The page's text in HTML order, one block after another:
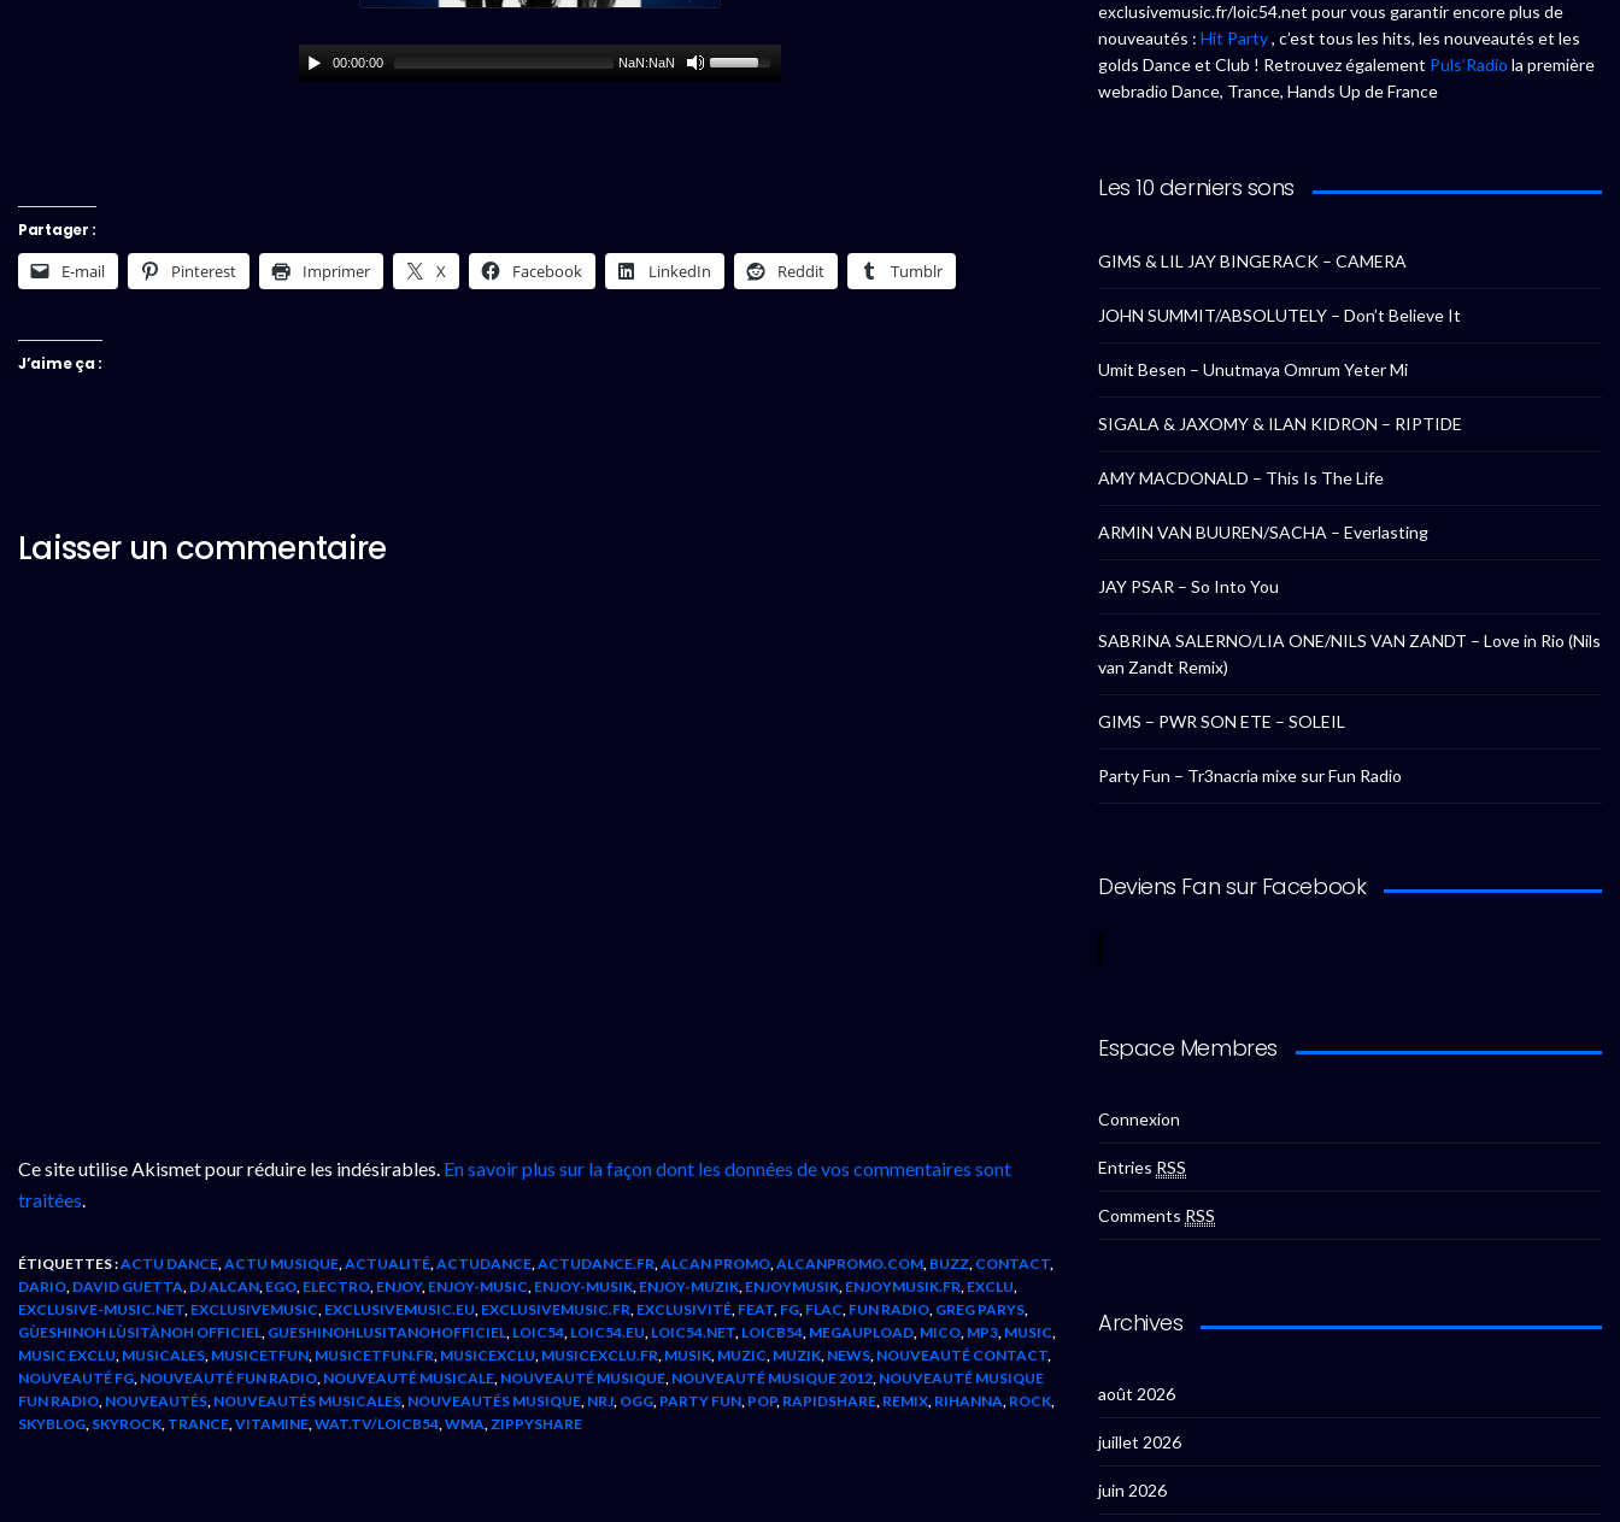
00:00:00 NaN:NaN
Partager :
E-mail Pinterest Imprimer X Facebook LinkedIn Reddit Tumblr
J’aime ça :
Laisser un commentaire
Ce site utilise Akismet pour réduire les indésirables. En savoir plus sur la façon dont les données de vos commentaires sont
traitées.
ÉTIQUETTES :ACTU DANCE ACTU MUSIQUE ACTUALITÉ ACTUDANCE ACTUDANCE.FR ALCAN PROMO ALCANPROMO.COM BUZZ CONTACT
DARIO DAVID GUETTA DJ ALCAN EGO ELECTRO ENJOY, ENJOY-MUSIC ENJOY-MUSIK ENJOY-MUZIK ENJOYMUSIK ENJOYMUSIK.FR EXCLU
EXCLUSIVE-MUSIC.NET EXCLUSIVEMUSIC EXCLUSIVEMUSIC.EU EXCLUSIVEMUSIC.FR EXCLUSIVITÉ FEAT FG FLAC FUN RADIO GREG PARYS
GÙESHINOH LÙSITÀNOH OFFICIEL GUESHINOHLUSITANOHOFFICIEL LOIC54 LOIC54.EU LOIC54.NET LOICB54 MEGAUPLOAD MICO MP3 MUSIC
MUSIC EXCLU MUSICALES MUSICETFUN MUSICETFUN.FR MUSICEXCLU MUSICEXCLU.FR MUSIK MUZIC MUZIK NEWS NOUVEAUTÉ CONTACT
NOUVEAUTÉ FG NOUVEAUTÉ FUN RADIO NOUVEAUTÉ MUSICALE NOUVEAUTÉ MUSIQUE NOUVEAUTÉ MUSIQUE 2012 NOUVEAUTÉ MUSIQUE
FUN RADIO NOUVEAUTÉS NOUVEAUTÉS MUSICALES NOUVEAUTÉS MUSIQUE NRJ OGG PARTY FUN POP, RAPIDSHARE REMIX RIHANNA ROCK
SKYBLOG SKYROCK TRANCE VITAMINE WAT.TV/LOICB54 WMA ZIPPYSHARE
exclusivemusic.fr/loic54.net pour vous garantir encore plus de
nouveautés : Hit Party, c’est tous les hits, les nouveautés et les
golds Dance et Club ! Retrouvez également Puls’Radio la première
webradio Dance, Trance, Hands Up de France
Les 10 derniers sons
GIMS & LIL JAY BINGERACK – CAMERA
JOHN SUMMIT/ABSOLUTELY – Don’t Believe It
Umit Besen – Unutmaya Omrum Yeter Mi
SIGALA & JAXOMY & ILAN KIDRON – RIPTIDE
AMY MACDONALD – This Is The Life
ARMIN VAN BUUREN/SACHA – Everlasting
JAY PSAR – So Into You
SABRINA SALERNO/LIA ONE/NILS VAN ZANDT – Love in Rio (Nils
van Zandt Remix)
GIMS – PWR SON ETE – SOLEIL
Party Fun – Tr3nacria mixe sur Fun Radio
Deviens Fan sur Facebook
Espace Membres
Connexion
Entries RSS
Comments RSS
Archives
août 2026
juillet 2026
juin 2026